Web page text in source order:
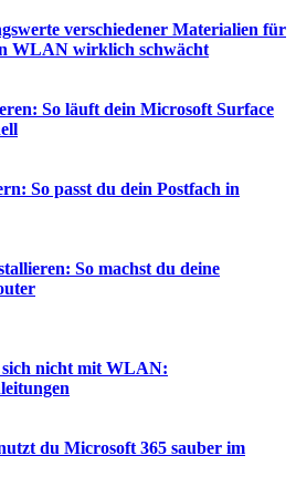
verschiedener Materialien für
WLAN wirklich schwächt
So läuft dein Microsoft Surface
So passt du dein Postfach in
So machst du deine
nicht mit WLAN:
du Microsoft 365 sauber im